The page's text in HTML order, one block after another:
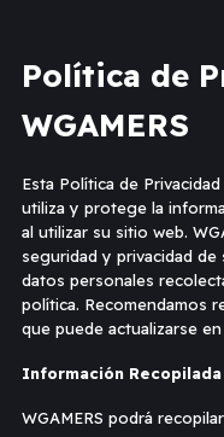
Política de
WGAMERS
Esta Política de
utiliza y protege la
al utilizar su sitio web.
seguridad y privacidad
datos personales
política. Recomendamos
que puede actualizarse
Información Recopilada
WGAMERS podrá